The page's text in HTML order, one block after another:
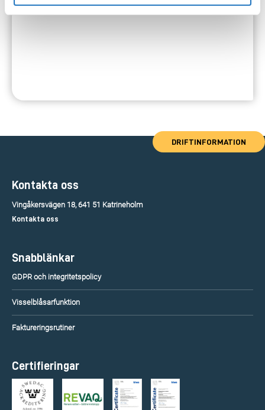
DRIFTINFORMATION
Kontakta oss
Vingåkersvägen 18, 641 51 Katrineholm
Kontakta oss
Snabblänkar
GDPR och integritetspolicy
Visselblåsarfunktion
Faktureringsrutiner
Certifieringar